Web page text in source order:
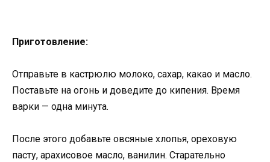
Приготовление:
Отправьте в кастрюлю молоко, сахар, какао и масло.
Поставьте на огонь и доведите до кипения. Время
варки — одна минута.
После этого добавьте овсяные хлопья, ореховую
пасту, арахисовое масло, ванилин. Старательно